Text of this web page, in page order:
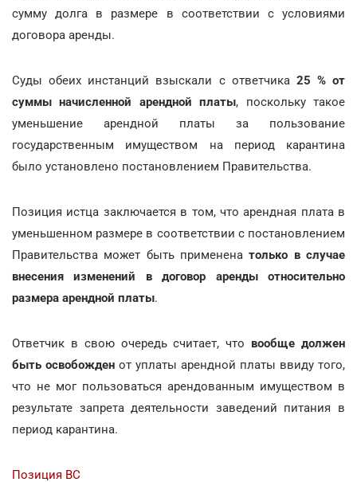
сумму долга в размере в соответствии с условиями
договора аренды.
Суды обеих инстанций взыскали с ответчика 25 % от
суммы начисленной арендной платы, поскольку такое
уменьшение арендной платы за пользование
государственным имуществом на период карантина
было установлено постановлением Правительства.
Позиция истца заключается в том, что арендная плата в
уменьшенном размере в соответствии с постановлением
Правительства может быть примененатолько в случае
внесения изменений в договор аренды относительно
размера арендной платы.
Ответчик в свою очередь считает, что вообще должен
быть освобожден от уплаты арендной платы ввиду того,
что не мог пользоваться арендованным имуществом в
результате запрета деятельности заведений питания в
период карантина.
Позиция ВС